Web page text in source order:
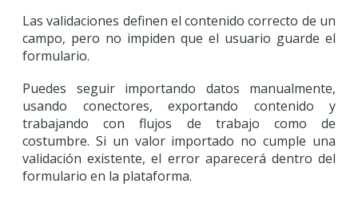
Las validaciones definen el contenido correcto de un
campo, pero no impiden que el usuario guarde el
formulario.
Puedes seguir importando datos manualmente,
usando conectores, exportando contenido y
trabajando con flujos de trabajo como de
costumbre. Si un valor importado no cumple una
validación existente, el error aparecerá dentro del
formulario en la plataforma.